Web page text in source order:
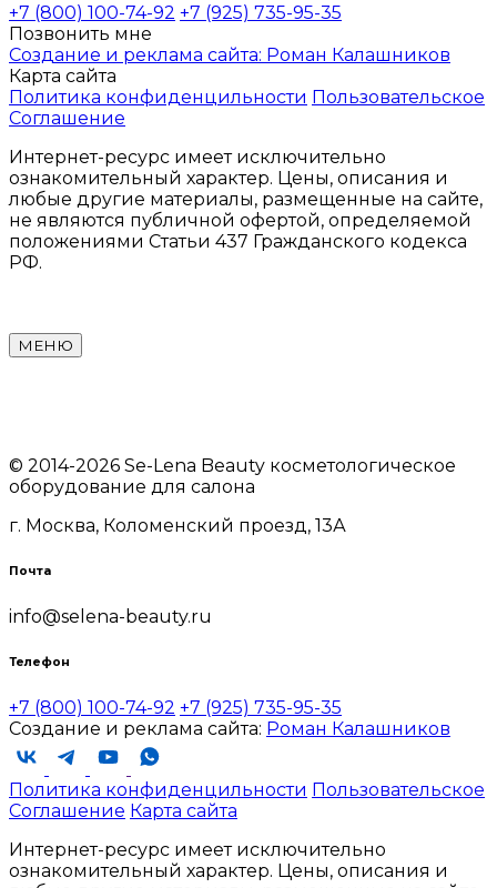
+7 (800) 100-74-92 +7 (925) 735-95-35
Позвонить мне
Создание и реклама сайта: Роман Калашников
Карта сайта
Политика конфиденцильности Пользовательское
Соглашение
Интернет-ресурс имеет исключительно
ознакомительный характер. Цены, описания и
любые другие материалы, размещенные на сайте,
не являются публичной офертой, определяемой
положениями Статьи 437 Гражданского кодекса
РФ.
МЕНЮ
© 2014-2026 Se-Lena Beauty косметологическое
оборудование для салона
г. Москва, Коломенский проезд, 13А
Почта
info@selena-beauty.ru
Телефон
+7 (800) 100-74-92 +7 (925) 735-95-35
Создание и реклама сайта: Роман Калашников
Политика конфиденцильности Пользовательское
Соглашение Карта сайта
Интернет-ресурс имеет исключительно
ознакомительный характер. Цены, описания и